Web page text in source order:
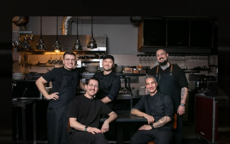
Slide 1 of 1